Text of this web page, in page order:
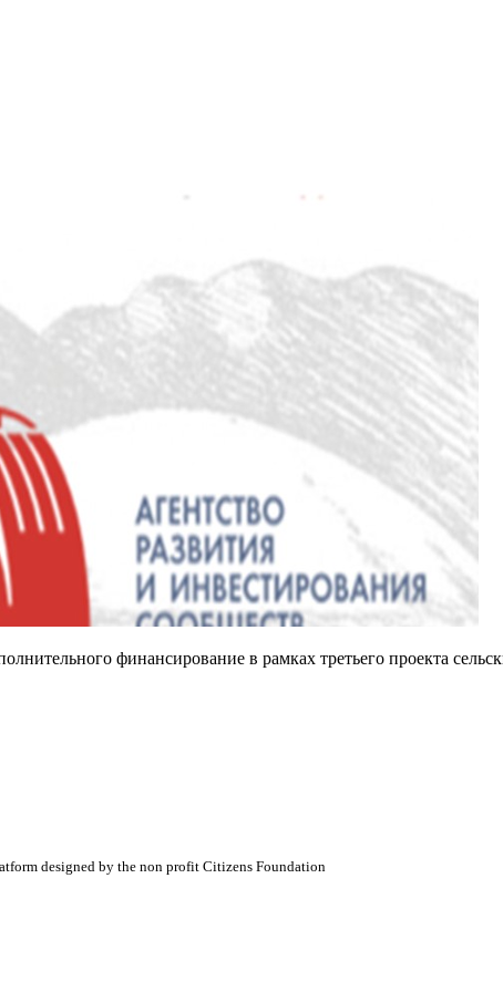
финансирование в рамках третьего проекта
designed by the non profit Citizens Foundation